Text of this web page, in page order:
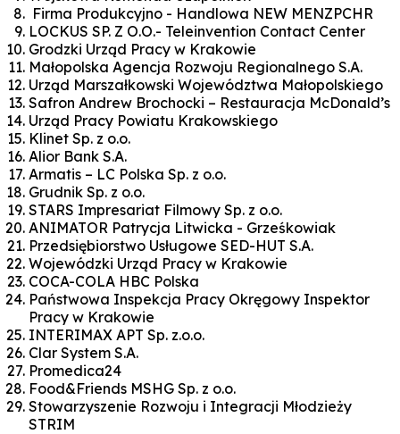
Firma Produkcyjno - Handlowa NEW MENZPCHR
LOCKUS SP. Z O.O.- Teleinvention Contact Center
Grodzki Urząd Pracy w Krakowie
Małopolska Agencja Rozwoju Regionalnego S.A.
Urząd Marszałkowski Województwa Małopolskiego
Safron Andrew Brochocki – Restauracja McDonald’s
Urząd Pracy Powiatu Krakowskiego
Klinet Sp. z o.o.
Alior Bank S.A.
Armatis – LC Polska Sp. z o.o.
Grudnik Sp. z o.o.
STARS Impresariat Filmowy Sp. z o.o.
ANIMATOR Patrycja Litwicka - Grześkowiak
Przedsiębiorstwo Usługowe SED-HUT S.A.
Wojewódzki Urząd Pracy w Krakowie
COCA-COLA HBC Polska
Państwowa Inspekcja Pracy Okręgowy Inspektor
Pracy w Krakowie
INTERIMAX APT Sp. z.o.o.
Clar System S.A.
Promedica24
Food&Friends MSHG Sp. z o.o.
Stowarzyszenie Rozwoju i Integracji Młodzieży
STRIM